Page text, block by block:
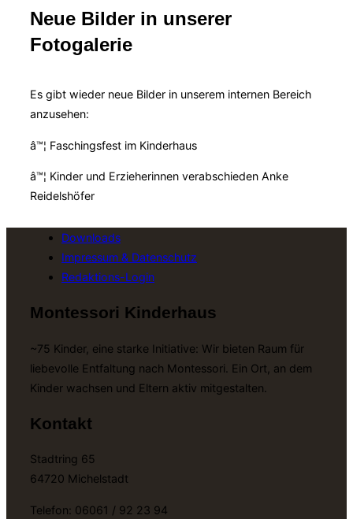
Neue Bilder in unserer
Fotogalerie
Es gibt wieder neue Bilder in unserem internen Bereich
anzusehen:
â™¦ Faschingsfest im Kinderhaus
â™¦ Kinder und Erzieherinnen verabschieden Anke
Reidelshöfer
Downloads
Impressum & Datenschutz
Redaktions-Login
Montessori Kinderhaus
~75 Kinder, eine starke Initiative: Wir bieten Raum für
liebevolle Entfaltung nach Montessori. Ein Ort, an dem
Kinder wachsen und Eltern aktiv mitgestalten.
Kontakt
Stadtring 65
64720 Michelstadt
Telefon: 06061 / 92 23 94